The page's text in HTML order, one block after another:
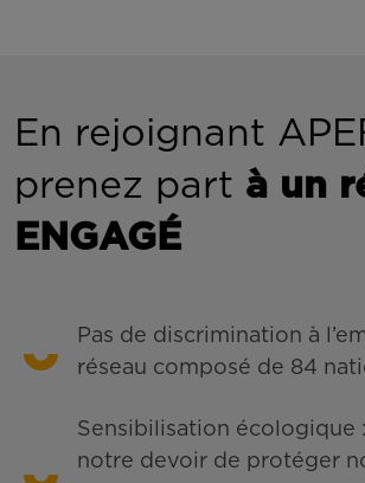
En rejoignant
prenez part à un
ENGAGÉ
Pas de discrimination à
réseau composé de 84
Sensibilisation écologique
notre devoir de protéger